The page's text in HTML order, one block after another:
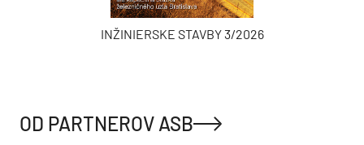
INŽINIERSKE STAVBY 3/2026
OD PARTNEROV ASB